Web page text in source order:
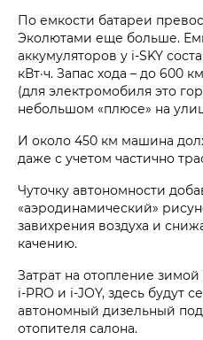
По емкости батареи
Эколютами еще больше.
аккумуляторов у i‑SKY
кВт·ч. Запас хода – до 600
(для электромобиля это
небольшом «плюсе» на
И около 450 км машина
даже с учетом частично
Чуточку автономности
«аэродинамический»
завихрения воздуха и
качению.
Затрат на отопление
i‑PRO и i‑JOY, здесь будут
автономный дизельный
отопителя салона.